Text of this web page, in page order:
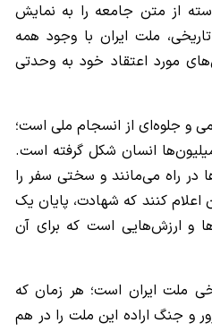
از متن جامعه را به نمایش
ملت ایران با وجود همه
مورد اعتقاد خود به وحدتی
و جلوه‌ای از انسجام ملی است؛
میلیون‌ها انسان شکل گرفته است.
در راه می‌مانند و سختی سفر را
کنند که شهادت، پایان یک
و ارزش‌هایی است که برای آن
ملت ایران است؛ هر زمان که
و جنگ اراده این ملت را در هم